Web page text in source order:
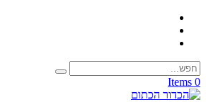
0 Items